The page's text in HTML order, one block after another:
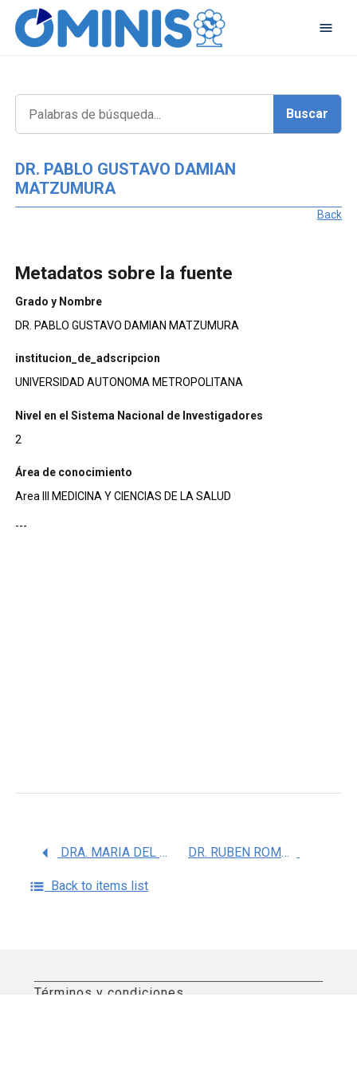
DR. PABLO GUSTAVO DAMIAN
MATZUMURA
Back
Metadatos sobre la fuente
Grado y Nombre
DR. PABLO GUSTAVO DAMIAN MATZUMURA
institucion_de_adscripcion
UNIVERSIDAD AUTONOMA METROPOLITANA
Nivel en el Sistema Nacional de Investigadores
2
Área de conocimiento
Area III MEDICINA Y CIENCIAS DE LA SALUD
---
DRA. MARIA DEL SOCORRO IMELDA RETANA MARQUEZ DR. RUBEN ROMAN RAMOS
Back to items list
Términos y condiciones